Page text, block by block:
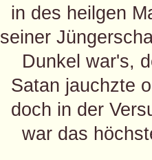
in des heilgen
seiner
Dunkel war's,
Satan jauchzte
doch in der
war das